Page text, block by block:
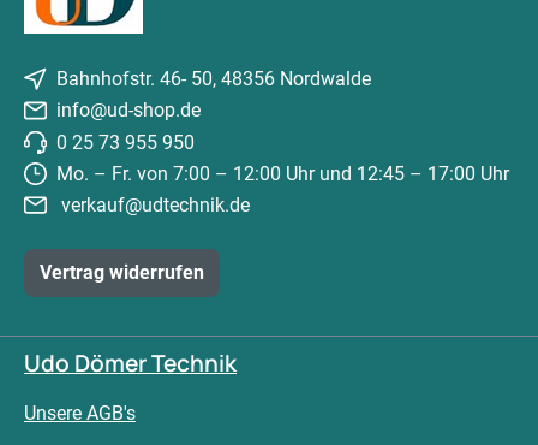
Bahnhofstr. 46- 50, 48356 Nordwalde
info@ud-shop.de
0 25 73 955 950
Mo. – Fr. von 7:00 – 12:00 Uhr und 12:45 – 17:00 Uhr
verkauf@udtechnik.de
Vertrag widerrufen
Udo Dömer Technik
Unsere AGB's